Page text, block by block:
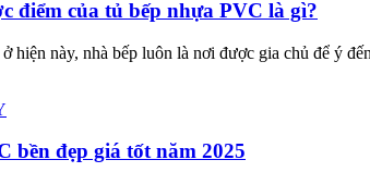
điểm của tủ bếp nhựa PVC là gì?
hiện này, nhà bếp luôn là nơi được gia chủ để ý
bền đẹp giá tốt năm 2025